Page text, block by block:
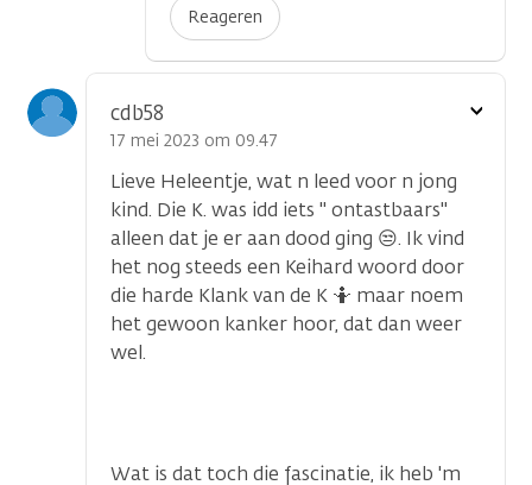
Reageren
cdb58
17 mei 2023 om 09.47
Lieve Heleentje, wat n leed voor n jong
kind. Die K. was idd iets " ontastbaars"
alleen dat je er aan dood ging 😒. Ik vind
het nog steeds een Keihard woord door
die harde Klank van de K 🤷 maar noem
het gewoon kanker hoor, dat dan weer
wel.
Wat is dat toch die fascinatie, ik heb 'm
Toon